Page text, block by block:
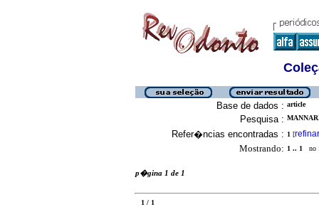
Base de dados : article
Pesquisa :
Refer�ncias encontradas : 1 [refinar
Mostrando: 1 .. 1 no
p�gina 1 de 1
1 / 1